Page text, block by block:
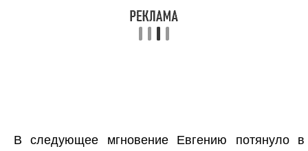
В следующее мгновение Евгению потянуло в